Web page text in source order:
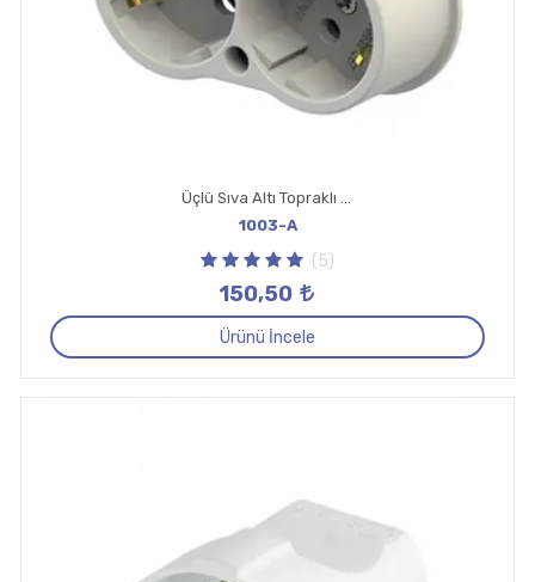
Üçlü Sıva Altı Topraklı Priz
1003-A
(5)
150,50
Ürünü İncele